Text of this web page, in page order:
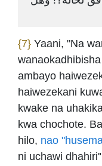
{7} Yaani, "Na
ambayo
haiwezekani
kwake na
kwa chochote.
hilo, nao
ni uchawi